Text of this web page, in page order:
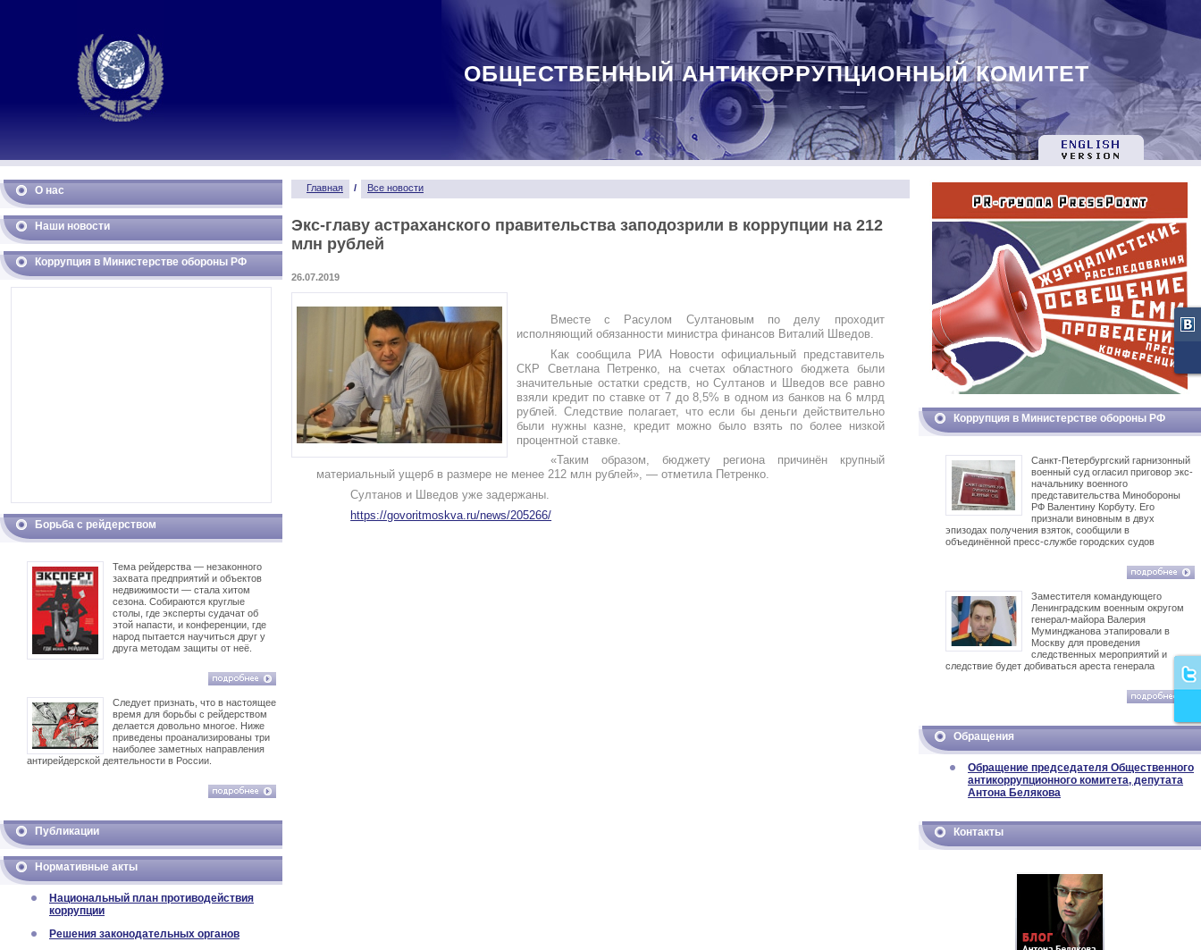
ОБЩЕСТВЕННЫЙ АНТИКОРРУПЦИОННЫЙ КОМИТЕТ
О нас
Наши новости
Коррупция в Министерстве обороны РФ
Борьба с рейдерством
Тема рейдерства — незаконного
захвата предприятий и объектов
недвижимости — стала хитом
сезона. Собираются круглые
столы, где эксперты судачат об
этой напасти, и конференции, где
народ пытается научиться друг у
друга методам защиты от неё.
Следует признать, что в настоящее
время для борьбы с рейдерством
делается довольно многое. Ниже
приведены проанализированы три
наиболее заметных направления
антирейдерской деятельности в России.
Публикации
Нормативные акты
Национальный план противодействия
коррупции
Решения законодательных органов
Главная / Все новости
Экс-главу астраханского правительства заподозрили в коррупции на 212
млн рублей
26.07.2019
Вместе с Расулом Султановым по делу проходит
исполняющий обязанности министра финансов Виталий Шведов.
Как сообщила РИА Новости официальный представитель
СКР Светлана Петренко, на счетах областного бюджета были
значительные остатки средств, но Султанов и Шведов все равно
взяли кредит по ставке от 7 до 8,5% в одном из банков на 6 млрд
рублей. Следствие полагает, что если бы деньги действительно
были нужны казне, кредит можно было взять по более низкой
процентной ставке.
«Таким образом, бюджету региона причинён крупный
материальный ущерб в размере не менее 212 млн рублей», — отметила Петренко.
Султанов и Шведов уже задержаны.
https://govoritmoskva.ru/news/205266/
Коррупция в Министерстве обороны РФ
Санкт-Петербургский гарнизонный
военный суд огласил приговор экс-
начальнику военного
представительства Минобороны
РФ Валентину Корбуту. Его
признали виновным в двух
эпизодах получения взяток, сообщили в
объединённой пресс-службе городских судов
Заместителя командующего
Ленинградским военным округом
генерал-майора Валерия
Муминджанова этапировали в
Москву для проведения
следственных мероприятий и
следствие будет добиваться ареста генерала
Обращения
Обращение председателя Общественного
антикоррупционного комитета, депутата
Антона Белякова
Контакты